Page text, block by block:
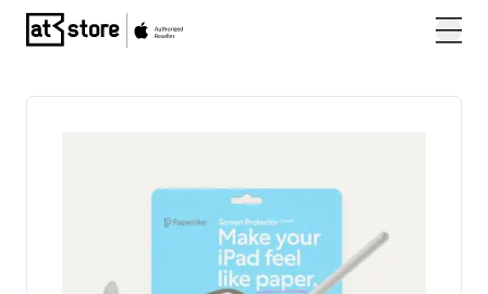
Posjetite početnu stranicu AT Store